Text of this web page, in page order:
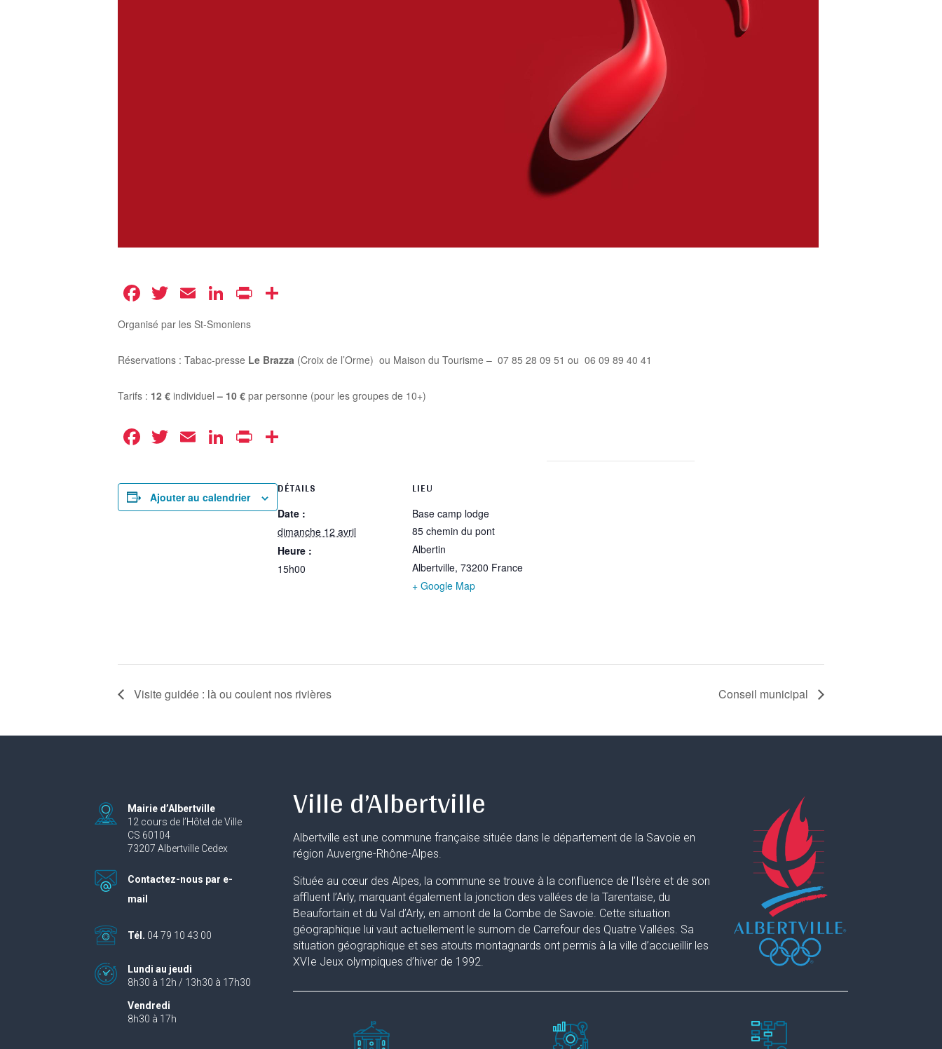
Facebook
Twitter
EmailLinkedIn
Print
Organisé par les St-Smoniens
Réservations : Tabac-presse Le Brazza (Croix de l’Orme) ou Maison du Tourisme – 07 85 28 09 51 ou 06 09 89 40 41
Tarifs : 12 € individuel – 10 € par personne (pour les groupes de 10+)
Facebook
Twitter
EmailLinkedIn
Print
Ajouter au calendrier DÉTAILS
Date :
dimanche 12 avril
Heure :
15h00
LIEU
Base camp lodge
85 chemin du pont
Albertin
Albertville, 73200 France
+ Google Map
Visite guidée : là ou coulent nos rivières Conseil municipal
Mairie d’Albertville
12 cours de l’Hôtel de Ville
CS 60104
73207 Albertville Cedex
Contactez-nous par e-
mail
Tél. 04 79 10 43 00
Lundi au jeudi
8h30 à 12h / 13h30 à 17h30
Vendredi
8h30 à 17h
Ville d’Albertville
Albertville est une commune française située dans le département de la Savoie en
région Auvergne-Rhône-Alpes.
Située au cœur des Alpes, la commune se trouve à la confluence de l’Isère et de son
affluent l’Arly, marquant également la jonction des vallées de la Tarentaise, du
Beaufortain et du Val d’Arly, en amont de la Combe de Savoie. Cette situation
géographique lui vaut actuellement le surnom de Carrefour des Quatre Vallées. Sa
situation géographique et ses atouts montagnards ont permis à la ville d’accueillir les
XVIe Jeux olympiques d’hiver de 1992.